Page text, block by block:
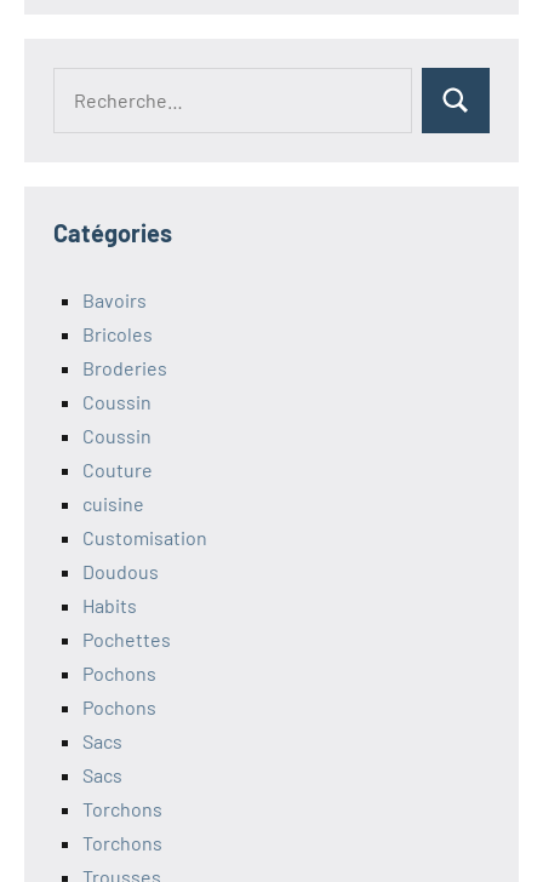
Rechercher
Catégories
Bavoirs
Bricoles
Broderies
Coussin
Coussin
Couture
cuisine
Customisation
Doudous
Habits
Pochettes
Pochons
Pochons
Sacs
Sacs
Torchons
Torchons
Trousses